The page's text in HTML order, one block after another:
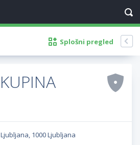
Splošni pregled
1000 Ljubljana